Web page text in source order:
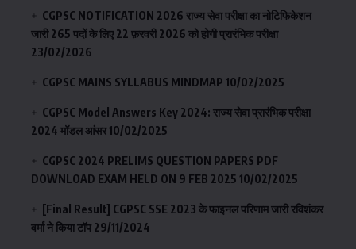
CGPSC NOTIFICATION 2026 राज्य सेवा परीक्षा का नोटिफिकेशन
जारी 265 पदों के लिए 22 फ़रवरी 2026 को होगी प्रारंभिक परीक्षा
23/02/2026
CGPSC MAINS SYLLABUS MINDMAP 10/02/2025
CGPSC Model Answers Key 2024: राज्य सेवा प्रारंभिक परीक्षा
2024 मॉडल आंसर 10/02/2025
CGPSC 2024 PRELIMS QUESTION PAPERS PDF
DOWNLOAD EXAM HELD ON 9 FEB 2025 10/02/2025
[Final Result] CGPSC SSE 2023 के फाइनल परिणाम जारी रविशंकर
वर्मा ने किया टॉप 29/11/2024